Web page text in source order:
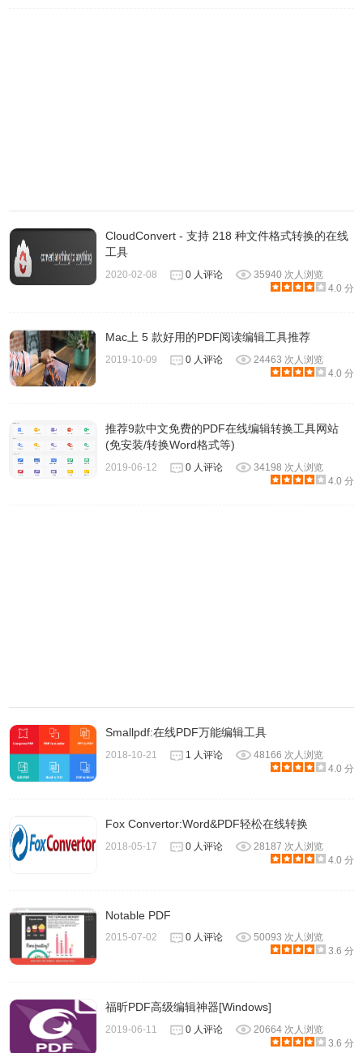
5、点击开始转换按钮，等待一会即可转换完成。软件支持批
量转换。
6、软件其他的功能比如 PDF 压缩、合并、加密解密等小编
就不一一介绍了，它们的操作步骤也非常简单方便，完全傻
嗨格式PDF转换器软件官网
CloudConvert - 支持 218 种文件格式转换的在线
工具
2020-02-08 0 人评论
35940 次人浏览
4.0 分
Mac上 5 款好用的PDF阅读编辑工具推荐
2019-10-09 0 人评论
24463 次人浏览
4.0 分
推荐9款中文免费的PDF在线编辑转换工具网站
(免安装/转换Word格式等)
2019-06-12 0 人评论
34198 次人浏览
4.0 分
Smallpdf:在线PDF万能编辑工具
2018-10-21 1 人评论
48166 次人浏览
4.0 分
Fox Convertor:Word&PDF轻松在线转换
2018-05-17 0 人评论
28187 次人浏览
4.0 分
Notable PDF
2015-07-02 0 人评论
50093 次人浏览
3.6 分
福昕PDF高级编辑神器[Windows]
2019-06-11 0 人评论
20664 次人浏览
3.6 分